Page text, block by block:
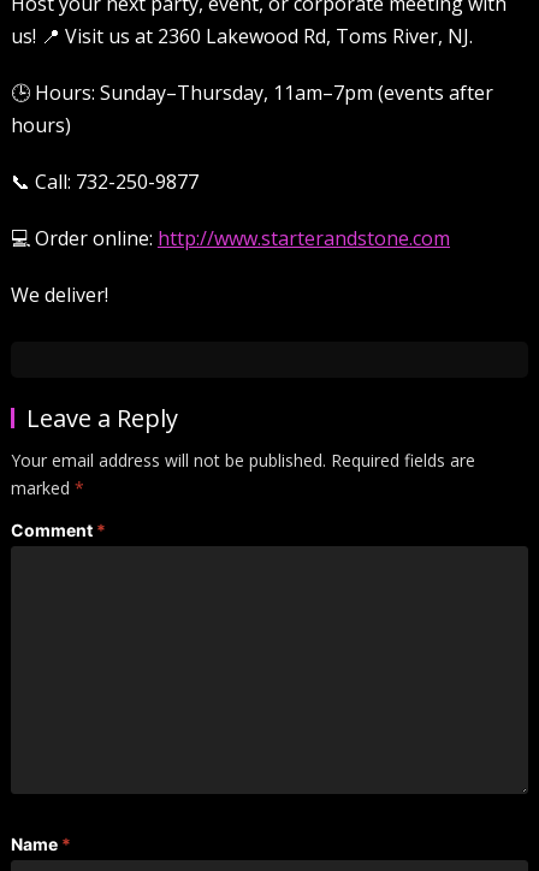
us! 📍 Visit us at 2360 Lakewood Rd, Toms River, NJ.
🕒 Hours: Sunday–Thursday, 11am–7pm (events after
hours)
📞 Call: 732-250-9877
💻 Order online: http://www.starterandstone.com
We deliver!
Leave a Reply
Your email address will not be published. Required fields are
marked *
Comment *
Name *